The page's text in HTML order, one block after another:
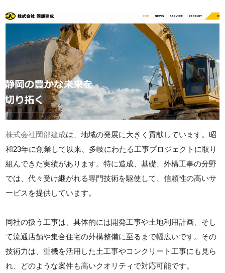
株式会社岡部建成は、地域の発展に大きく貢献しています。昭
和23年に創業して以来、多岐にわたる工事プロジェクトに取り
組んできた実績があります。特に造成、基礎、外構工事の分野
では、代々受け継がれる専門技術を駆使して、信頼性の高いサ
ービスを提供しています。
同社の扱う工事は、具体的には開発工事や土地利用計画、そし
て流通店舗や集合住宅の外構整備に至るまで幅広いです。その
技術力は、重機を活用した土工事やコンクリート工事にも見ら
れ、どのような案件も高いクオリティで対応可能です。